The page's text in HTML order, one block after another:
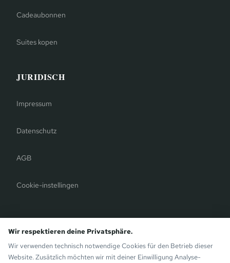
Cadeaubonnen
Suites kopen
JURIDISCH
Impressum
Datenschutz
AGB
Cookie-instellingen
Bergauer Selection
Montafon Chalets— Moderne chalets op de Sunny Side van
Wir respektieren deine Privatsphäre.
Wir verwenden technisch notwendige Cookies für den Betrieb dieser
Website. Zusätzlich möchten wir mit deiner Einwilligung Analyse-